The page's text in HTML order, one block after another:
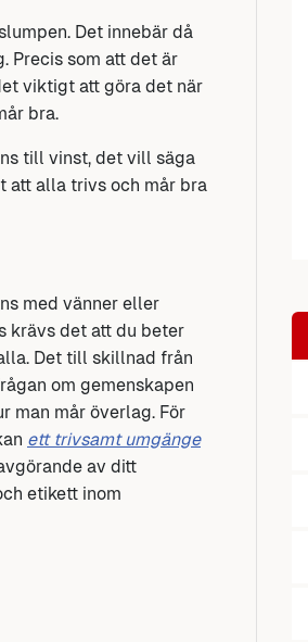
Det innebär då
Precis som att det är
viktigt att göra det när
bra.
till vinst, det vill säga
att alla trivs och mår bra
med vänner eller
krävs det att du beter
Det till skillnad från
om gemenskapen
man mår överlag. För
ett trivsamt umgänge
av ditt
etikett inom